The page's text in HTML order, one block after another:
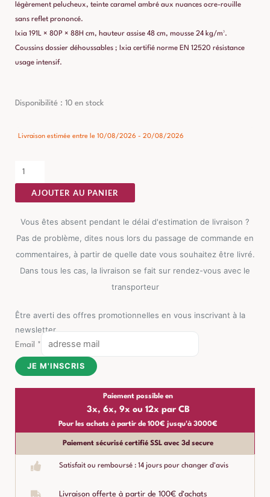
légèrement pelucheux, teinte caramel ambré aux nuances ocre-rouille
sans reflet prononcé.
Ixia 191L × 80P × 88H cm, hauteur assise 48 cm, mousse 24 kg/m³.
Coussins dossier déhoussables ; Ixia certifié norme EN 12520 résistance
usage intensif.
Disponibilité : 10 en stock
Livraison estimée entre le 10/08/2026 - 20/08/2026
quantité
Canapé
Étoffe
Ixia
191
AJOUTER AU PANIER
Vous êtes absent pendant le délai d'estimation de livraison ?
Pas de problème, dites nous lors du passage de commande en
commentaires, à partir de quelle date vous souhaitez être livré.
Dans tous les cas, la livraison se fait sur rendez-vous avec le
transporteur
Être averti des offres promotionnelles en vous inscrivant à la
newsletter
Email *
JE M'INSCRIS
Paiement possible en
3x, 6x, 9x ou 12x par CB
Pour les achats à partir de 100€ jusqu'à 3000€
Paiement sécurisé certifié SSL avec 3d secure
Satisfait ou remboursé : 14 jours pour changer d'avis
Livraison offerte à partir de 100€ d'achats